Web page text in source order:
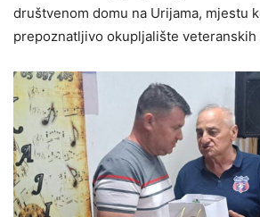
društvenom domu na Urijama, mjestu
prepoznatljivo okupljalište